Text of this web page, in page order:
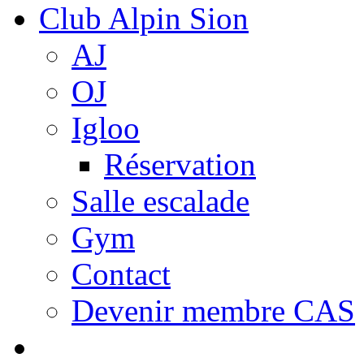
Club Alpin Sion
AJ
OJ
Igloo
Réservation
Salle escalade
Gym
Contact
Devenir membre CAS